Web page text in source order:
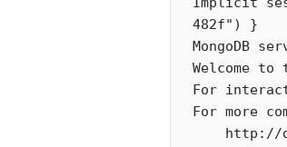
482f") }
MongoDB
Welcome to
For
For more